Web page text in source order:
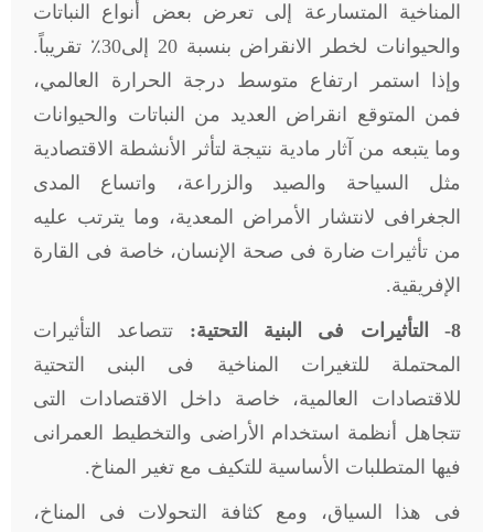
المناخية المتسارعة إلى تعرض بعض أنواع النباتات
والحيوانات لخطر الانقراض بنسبة 20 إلى30٪ تقريباً.
وإذا استمر ارتفاع متوسط درجة الحرارة العالمي،
فمن المتوقع انقراض العديد من النباتات والحيوانات
وما يتبعه من آثار مادية نتيجة لتأثر الأنشطة الاقتصادية
مثل السياحة والصيد والزراعة، واتساع المدى
الجغرافى لانتشار الأمراض المعدية، وما يترتب عليه
من تأثيرات ضارة فى صحة الإنسان، خاصة فى القارة
الإفريقية.
8- التأثيرات فى البنية التحتية:
تتصاعد التأثيرات
المحتملة للتغيرات المناخية فى البنى التحتية
للاقتصادات العالمية، خاصة داخل الاقتصادات التى
تتجاهل أنظمة استخدام الأراضى والتخطيط العمرانى
فيها المتطلبات الأساسية للتكيف مع تغير المناخ.
فى هذا السياق، ومع كثافة التحولات فى المناخ،